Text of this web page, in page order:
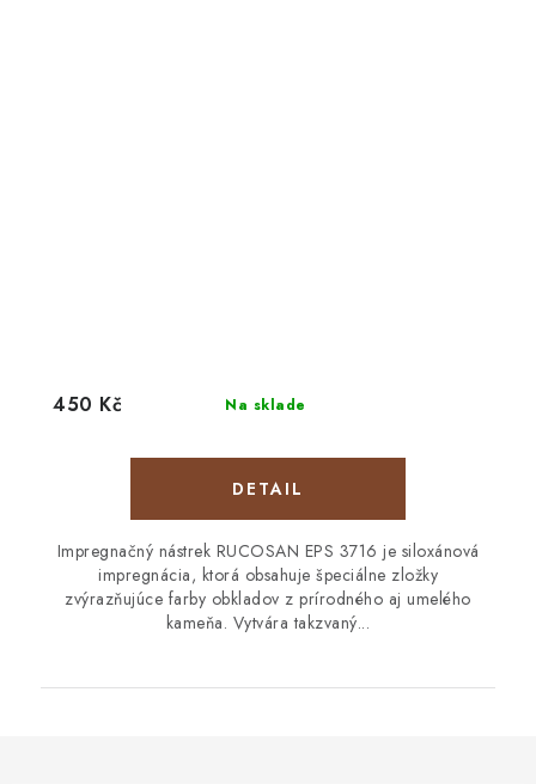
Na sklade
450 Kč
DETAIL
Impregnačný nástrek RUCOSAN EPS 3716 je siloxánová
impregnácia, ktorá obsahuje špeciálne zložky
zvýrazňujúce farby obkladov z prírodného aj umelého
kameňa. Vytvára takzvaný...